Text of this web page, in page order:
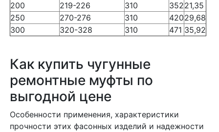
200
219-226 310 35221,35
250
270-276 310 42029,68
300
320-328 310 471 35,92
Как купить чугунные
ремонтные муфты по
выгодной цене
Особенности применения, характеристики
прочности этих фасонных изделий и надежности